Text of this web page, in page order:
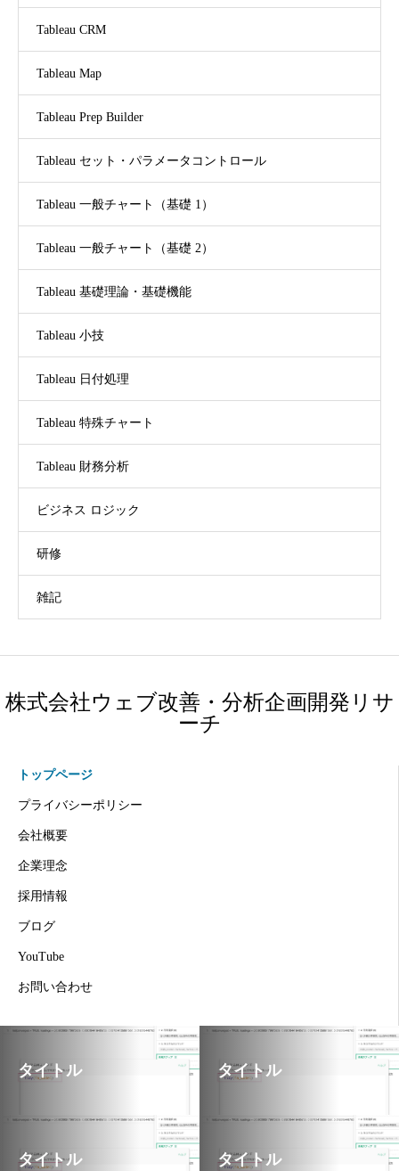
Tableau CRM
Tableau Map
Tableau Prep Builder
Tableau セット・パラメータコントロール
Tableau 一般チャート（基礎 1）
Tableau 一般チャート（基礎 2）
Tableau 基礎理論・基礎機能
Tableau 小技
Tableau 日付処理
Tableau 特殊チャート
Tableau 財務分析
ビジネス ロジック
研修
雑記
株式会社ウェブ改善・分析企画開発リサ
ーチ
トップページ
プライバシーポリシー
会社概要
企業理念
採用情報
ブログ
YouTube
お問い合わせ
タイトル タイトル
タイトル タイトル